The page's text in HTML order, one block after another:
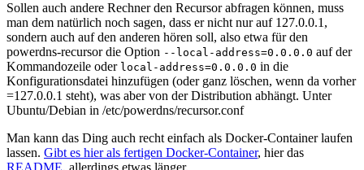
Sollen auch andere Rechner den Recursor abfragen können, muss
man dem natürlich noch sagen, dass er nicht nur auf 127.0.0.1,
sondern auch auf den anderen hören soll, also etwa für den
powerdns-recursor die Option --local-address=0.0.0.0 auf der
Kommandozeile oder local-address=0.0.0.0 in die
Konfigurationsdatei hinzufügen (oder ganz löschen, wenn da vorher
=127.0.0.1 steht), was aber von der Distribution abhängt. Unter
Ubuntu/Debian in /etc/powerdns/recursor.conf
Man kann das Ding auch recht einfach als Docker-Container laufen
lassen. Gibt es hier als fertigen Docker-Container, hier das